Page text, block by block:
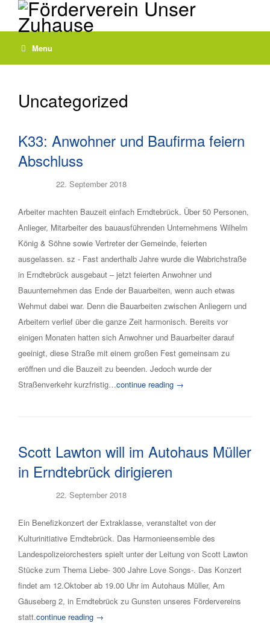
Menu
Uncategorized
K33: Anwohner und Baufirma feiern
Abschluss
22. September 2018
Arbeiter machten Bauzeit einfach Erndtebrück. Über 50 Personen,
Anlieger, Mitarbeiter des bauausführenden Unternehmens Wilhelm
König & Söhne sowie Vertreter der Gemeinde, feierten
ausgelassen. sz - Fast anderthalb Jahre wurde die Wabrichstraße
in Erndtebrück ausgebaut – jetzt feierten Anwohner und
Bauunternehmen das Ende der Bauarbeiten, wenn auch etwas
Wehmut dabei war. Denn die Bauarbeiten zwischen Anliegern und
Arbeitern verlief über die ganze Zeit harmonisch. Bereits vor
einigen Monaten hatten sich Anwohner und Bauarbeiter darauf
geeinigt, diese Straße mit einem großen Fest gemeinsam zu
eröffnen und die Bauzeit zu beenden. Jedoch wurde der
Straßenverkehr kurzfristig…continue reading →
Scott Lawton will im Autohaus Müller
in Erndtebrück dirigieren
22. September 2018
Ein Benefizkonzert der Extraklasse, veranstaltet von der
Kulturinitiative Erndtebrück. Das Harmonieensemble des
Landespolizeiorchesters spielt unter der Leitung von Scott Lawton
Stücke zum Thema Liebe- 300 Jahre Love Songs-. Das Konzert
findet am 12.Oktober ab 19.00 Uhr im Autohaus Müller, Am
Gäuseberg 2, in Erndtebrück zu Gunsten unseres Fördervereins
statt.continue reading →